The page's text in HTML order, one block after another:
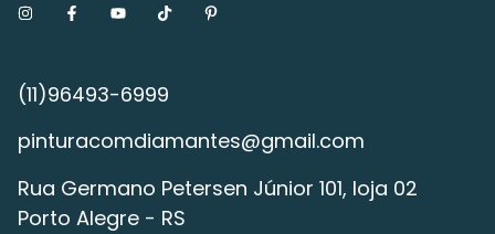
pinturacomdiamantes@gmail.com
Rua Germano Petersen Júnior 101, loja 02
Porto Alegre - RS